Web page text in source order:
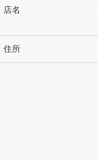
店名
住所